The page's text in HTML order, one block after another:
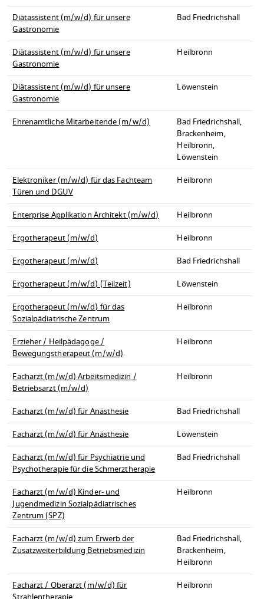
Diätassistent (m/w/d) für unsere
Gastronomie
Bad Friedrichshall
Diätassistent (m/w/d) für unsere
Gastronomie
Heilbronn
Diätassistent (m/w/d) für unsere
Gastronomie
Löwenstein
Ehrenamtliche Mitarbeitende (m/w/d)
Bad Friedrichshall,
Brackenheim,
Heilbronn,
Löwenstein
Elektroniker (m/w/d) für das Fachteam
Türen und DGUV
Heilbronn
Enterprise Applikation Architekt (m/w/d)
Heilbronn
Ergotherapeut (m/w/d)
Heilbronn
Ergotherapeut (m/w/d)
Bad Friedrichshall
Ergotherapeut (m/w/d) (Teilzeit)
Löwenstein
Ergotherapeut (m/w/d) für das
Sozialpädiatrische Zentrum
Heilbronn
Erzieher / Heilpädagoge /
Bewegungstherapeut (m/w/d)
Heilbronn
Facharzt (m/w/d) Arbeitsmedizin /
Betriebsarzt (m/w/d)
Heilbronn
Facharzt (m/w/d) für Anästhesie
Bad Friedrichshall
Facharzt (m/w/d) für Anästhesie
Löwenstein
Facharzt (m/w/d) für Psychiatrie und
Psychotherapie für die Schmerztherapie
Bad Friedrichshall
Facharzt (m/w/d) Kinder- und
Jugendmedizin Sozialpädiatrisches
Zentrum (SPZ)
Heilbronn
Facharzt (m/w/d) zum Erwerb der
Zusatzweiterbildung Betriebsmedizin
Bad Friedrichshall,
Brackenheim,
Heilbronn
Facharzt / Oberarzt (m/w/d) für
Heilbronn